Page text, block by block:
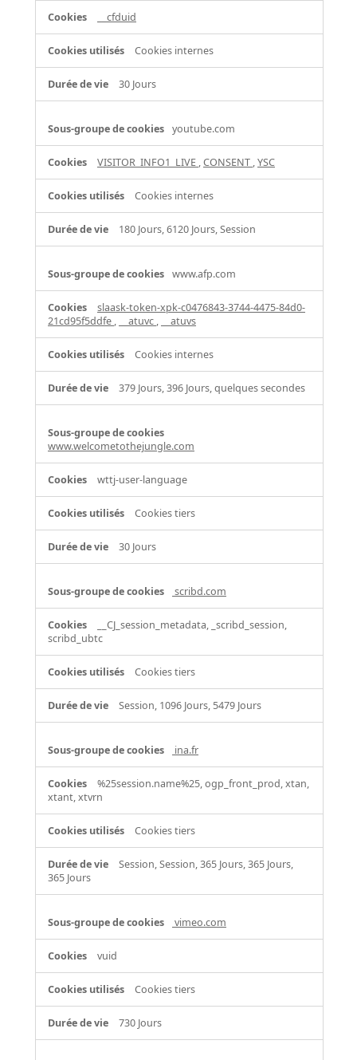
fonctionnalité
__cfduid
Cookies internes
30 Jours
youtube.com
VISITOR_INFO1_LIVE ,CONSENT ,YSC
Cookies internes
180 Jours, 6120 Jours, Session
www.afp.com
slaask-token-xpk-c0476843-3744-4475-84d0-
21cd95f5ddfe , __atuvc , __atuvs
Cookies internes
379 Jours, 396 Jours, quelques secondes
www.welcometothejungle.com
wttj-user-language
Cookies tiers
30 Jours
scribd.com
__CJ_session_metadata, _scribd_session,
scribd_ubtc
Cookies tiers
Session, 1096 Jours, 5479 Jours
ina.fr
%25session.name%25, ogp_front_prod, xtan,
xtant, xtvrn
Cookies tiers
Session, Session, 365 Jours, 365 Jours,
365 Jours
vimeo.com
vuid
Cookies tiers
730 Jours